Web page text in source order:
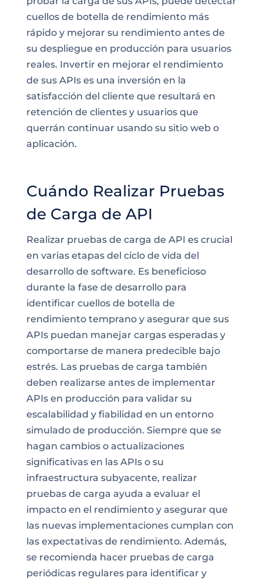
cuellos de botella de rendimiento más
rápido y mejorar su rendimiento antes de
su despliegue en producción para usuarios
reales. Invertir en mejorar el rendimiento
de sus APIs es una inversión en la
satisfacción del cliente que resultará en
retención de clientes y usuarios que
querrán continuar usando su sitio web o
aplicación.
Cuándo Realizar Pruebas
de Carga de API
Realizar pruebas de carga de API es crucial
en varias etapas del ciclo de vida del
desarrollo de software. Es beneficioso
durante la fase de desarrollo para
identificar cuellos de botella de
rendimiento temprano y asegurar que sus
APIs puedan manejar cargas esperadas y
comportarse de manera predecible bajo
estrés. Las pruebas de carga también
deben realizarse antes de implementar
APIs en producción para validar su
escalabilidad y fiabilidad en un entorno
simulado de producción. Siempre que se
hagan cambios o actualizaciones
significativas en las APIs o su
infraestructura subyacente, realizar
pruebas de carga ayuda a evaluar el
impacto en el rendimiento y asegurar que
las nuevas implementaciones cumplan con
las expectativas de rendimiento. Además,
se recomienda hacer pruebas de carga
periódicas regulares para identificar y